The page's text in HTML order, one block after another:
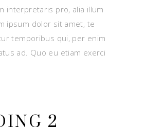
interpretaris pro, alia illum
ipsum dolor sit amet, te
temporibus qui, per enim
ad. Quo eu etiam exerci
2